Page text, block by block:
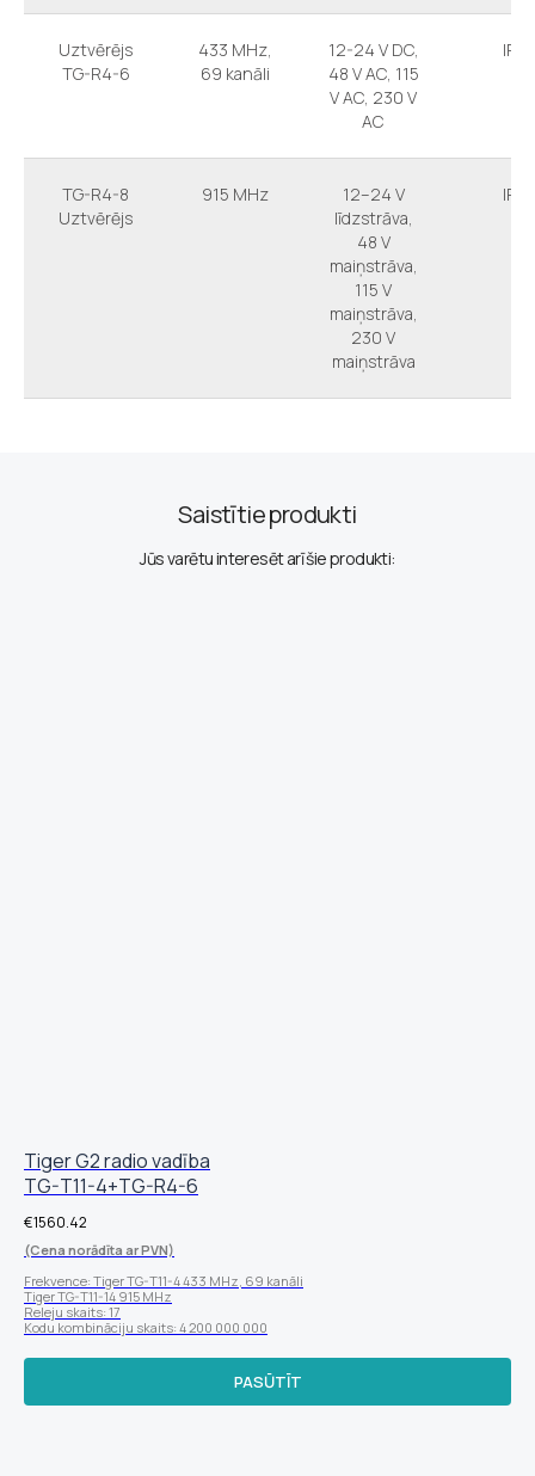
Uztvērējs
TG-R4-6
433 MHz,
69 kanāli
12-24 V DC,
48 V AC, 115
V AC, 230 V
AC
IP
TG-R4-8
Uztvērējs
915 MHz
12–24 V
līdzstrāva,
48 V
maiņstrāva,
115 V
maiņstrāva,
230 V
maiņstrāva
IP
Jūs varētu interesēt arī šie produkti:
Saistītie produkti
Tiger G2 radio vadība
TG-T11-4+TG-R4-6
€1560.42
(Cena norādīta ar PVN)
Frekvence: Tiger TG-T11-4 433 MHz, 69 kanāli
Tiger TG-T11-14 915 MHz
Releju skaits: 17
Kodu kombināciju skaits: 4 200 000 000
PASŪTĪT